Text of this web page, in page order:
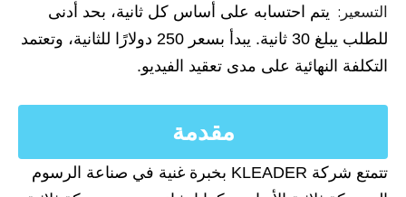
التسعير: يتم احتسابه على أساس كل ثانية، بحد أدنى
للطلب يبلغ 30 ثانية. يبدأ بسعر 250 دولارًا للثانية، وتعتمد
التكلفة النهائية على مدى تعقيد الفيديو.
مقدمة
تتمتع شركة KLEADER بخبرة غنية في صناعة الرسوم